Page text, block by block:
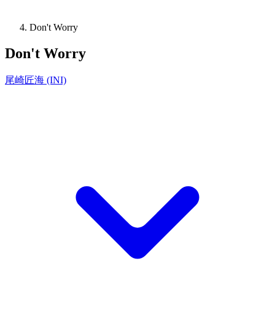
Don't Worry
Don't Worry
尾崎匠海 (INI)